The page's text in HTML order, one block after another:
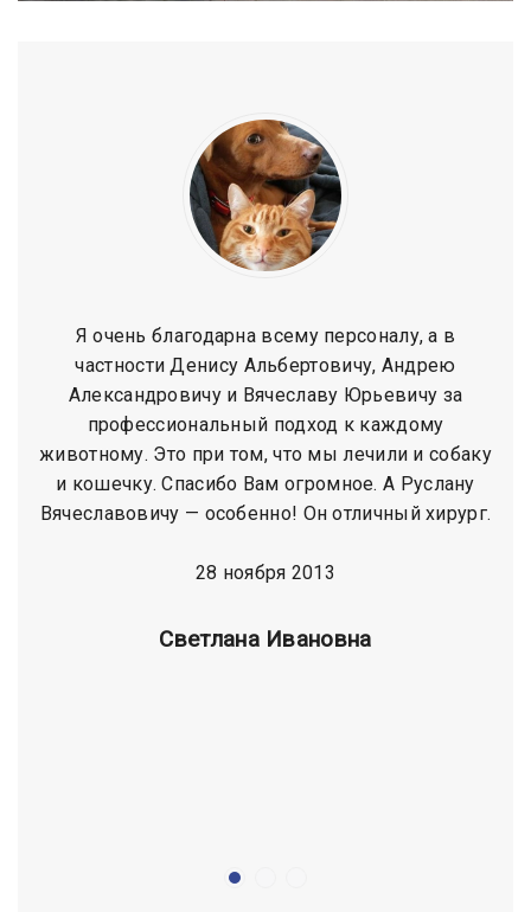
Я очень благодарна всему персоналу, а в
частности Денису Альбертовичу, Андрею
Александровичу и Вячеславу Юрьевичу за
профессиональный подход к каждому
животному. Это при том, что мы лечили и собаку
и кошечку. Спасибо Вам огромное. А Руслану
Вячеславовичу — особенно! Он отличный хирург.
28 ноября 2013
Cветлана Ивановна